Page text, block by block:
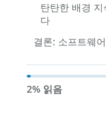
탄탄한 배경
다
결론: 소프트웨
2% 읽음